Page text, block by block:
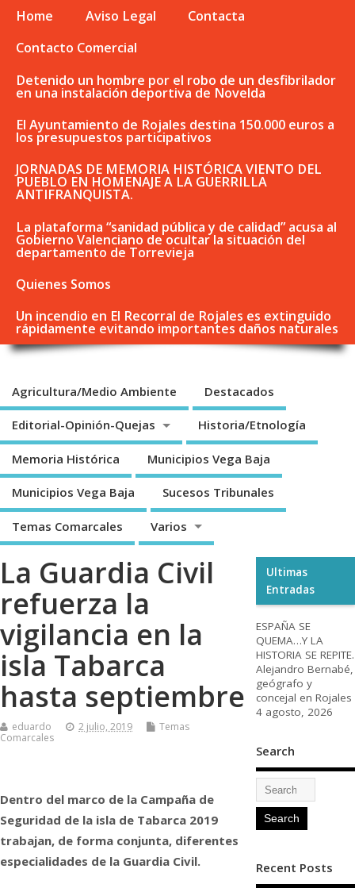
Home Aviso Legal
Contacta
Contacto Comercial
Detenido un hombre por el robo de un desfibrilador
en una instalación deportiva de Novelda
El Ayuntamiento de Rojales destina 150.000 euros a
los presupuestos participativos
JORNADAS DE MEMORIA HISTÓRICA VIENTO DEL
PUEBLO EN HOMENAJE A LA GUERRILLA
ANTIFRANQUISTA.
La plataforma “sanidad pública y de calidad” acusa al
Gobierno Valenciano de ocultar la situación del
departamento de Torrevieja
Quienes Somos
Un incendio en El Recorral de Rojales es extinguido
rápidamente evitando importantes daños naturales
Agricultura/Medio Ambiente Destacados
Editorial-Opinión-Quejas Historia/Etnología
Memoria Histórica Municipios Vega Baja
Municipios Vega Baja Sucesos Tribunales
Temas Comarcales Varios
La Guardia Civil
refuerza la
vigilancia en la
isla Tabarca
hasta septiembre
eduardo 2 julio, 2019
Temas
Comarcales
Dentro del marco de la Campaña de
Seguridad de la isla de Tabarca 2019
trabajan, de forma conjunta, diferentes
especialidades de la Guardia Civil.
Ultimas
Entradas
ESPAÑA SE
QUEMA…Y LA
HISTORIA SE REPITE.
Alejandro Bernabé,
geógrafo y
concejal en Rojales
4 agosto, 2026
Search
Recent Posts